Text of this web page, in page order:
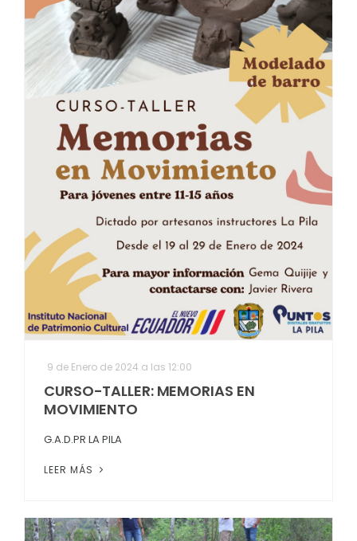
9 de Enero de 2024 a las 12:00
CURSO-TALLER: MEMORIAS EN
MOVIMIENTO
G.A.D.PR LA PILA
LEER MÁS